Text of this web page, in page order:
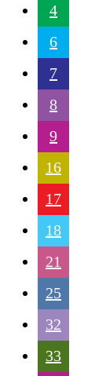
4
6
7
8
9
16
17
18
21
25
32
33